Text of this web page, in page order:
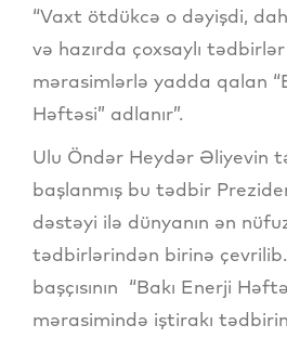
“Vaxt ötdükcə o dəyişdi,
və hazırda çoxsaylı
mərasimlərlə yadda qalan
Həftəsi” adlanır”.
Ulu Öndər Heydər Əliyevin
başlanmış bu tədbir
dəstəyi ilə dünyanın ən
tədbirlərindən birinə
başçısının “Bakı Enerji
mərasimində iştirakı